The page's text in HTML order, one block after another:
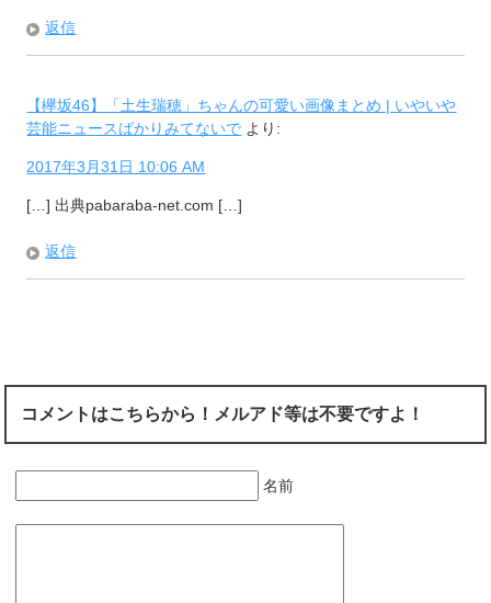
返信
【欅坂46】「土生瑞穂」ちゃんの可愛い画像まとめ | いやいや
芸能ニュースばかりみてないで より:
2017年3月31日 10:06 AM
[…] 出典pabaraba-net.com […]
返信
コメントはこちらから！メルアド等は不要ですよ！
名前